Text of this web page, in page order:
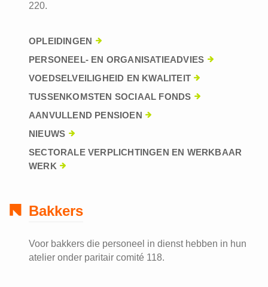
220.
OPLEIDINGEN
PERSONEEL- EN ORGANISATIEADVIES
VOEDSELVEILIGHEID EN KWALITEIT
TUSSENKOMSTEN SOCIAAL FONDS
AANVULLEND PENSIOEN
NIEUWS
SECTORALE VERPLICHTINGEN EN WERKBAAR
WERK
Bakkers
Voor bakkers die personeel in dienst hebben in hun
atelier onder paritair comité 118.